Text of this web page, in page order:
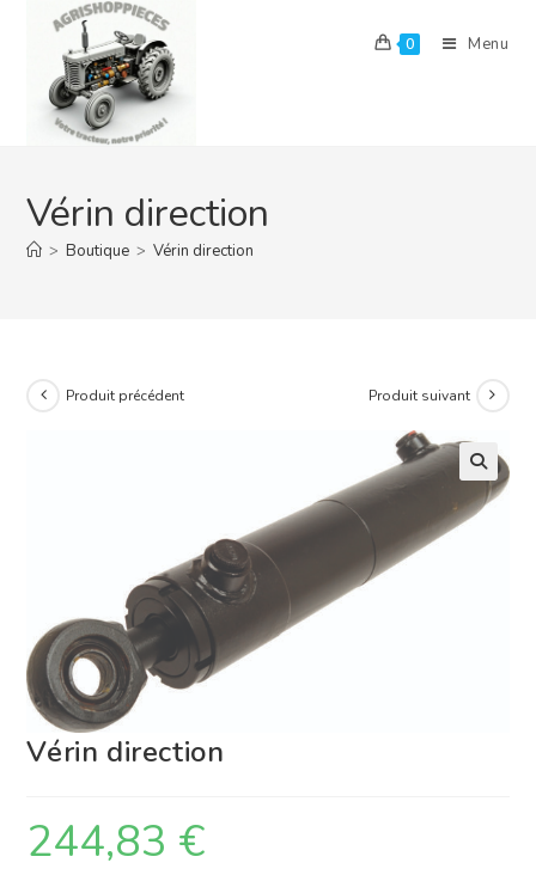
content
0 Menu
Vérin direction
> Boutique > Vérin direction
Produit précédent Produit suivant
Vérin direction
244,83 €